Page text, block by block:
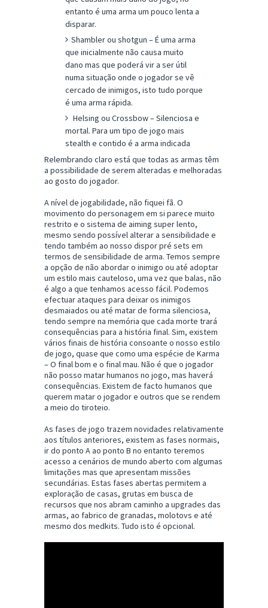
entanto é uma arma um pouco lenta a
disparar.
Shambler ou shotgun – É uma arma
que inicialmente não causa muito
dano mas que poderá vir a ser útil
numa situação onde o jogador se vê
cercado de inimigos, isto tudo porque
é uma arma rápida.
Helsing ou Crossbow – Silenciosa e
mortal. Para um tipo de jogo mais
stealth e contido é a arma indicada
Relembrando claro está que todas as armas têm
a possibilidade de serem alteradas e melhoradas
ao gosto do jogador.
A nível de jogabilidade, não fiquei fã. O
movimento do personagem em si parece muito
restrito e o sistema de aiming super lento,
mesmo sendo possível alterar a sensibilidade e
tendo também ao nosso dispor pré sets em
termos de sensibilidade de arma. Temos sempre
a opção de não abordar o inimigo ou até adoptar
um estilo mais cauteloso, uma vez que balas, não
é algo a que tenhamos acesso fácil. Podemos
efectuar ataques para deixar os inimigos
desmaiados ou até matar de forma silenciosa,
tendo sempre na memória que cada morte trará
consequências para a história final. Sim, existem
vários finais de história consoante o nosso estilo
de jogo, quase que como uma espécie de Karma
– O final bom e o final mau. Não é que o jogador
não posso matar humanos no jogo, mas haverá
consequências. Existem de facto humanos que
querem matar o jogador e outros que se rendem
a meio do tiroteio.
As fases de jogo trazem novidades relativamente
aos títulos anteriores, existem as fases normais,
ir do ponto A ao ponto B no entanto teremos
acesso a cenários de mundo aberto com algumas
limitações mas que apresentam missões
secundárias. Estas fases abertas permitem a
exploração de casas, grutas em busca de
recursos que nos abram caminho a upgrades das
armas, ao fabrico de granadas, molotovs e até
mesmo dos medkits. Tudo isto é opcional.